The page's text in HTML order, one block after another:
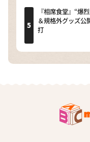
『相席食堂』“爆
＆規格外グッズ公
打